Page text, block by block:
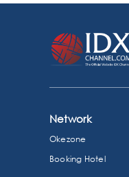
Network
Okezone
Booking Hotel